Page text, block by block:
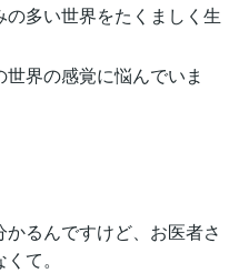
多い世界をたくましく生
界の感覚に悩んでいま
かるんですけど、お医者さ
て。